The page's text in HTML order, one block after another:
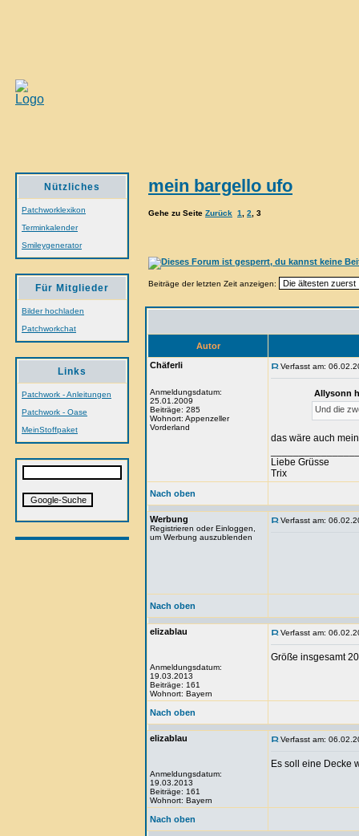
Nützliches
Patchworklexikon
Terminkalender
Smileygenerator
Für Mitglieder
Bilder hochladen
Patchworkchat
Links
Patchwork - Anleitungen
Patchwork - Oase
MeinStoffpaket
mein bargello ufo
Gehe zu Seite Zurück 1 2 3
Beiträge der letzten Zeit anzeigen:
Autor
Chäferli
Anmeldungsdatum:
25.01.2009
Beiträge: 285
Wohnort: Appenzeller
Vorderland
Verfasst am:
Allysonn
Und die
das wäre auch
Liebe Grüsse
Trix
Nach oben
Werbung
Registrieren oder Einloggen,
um Werbung auszublenden
Verfasst am:
Nach oben
elizablau
Anmeldungsdatum:
19.03.2013
Beiträge: 161
Wohnort: Bayern
Verfasst am:
Größe insgesamt
Nach oben
elizablau
Anmeldungsdatum:
19.03.2013
Beiträge: 161
Wohnort: Bayern
Verfasst am:
Es soll eine Decke
Nach oben